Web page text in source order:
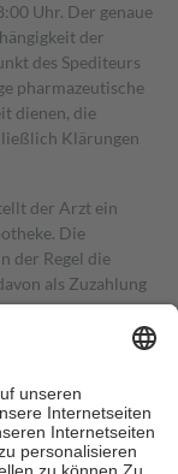
Uhr. Der genaue
der
des Spediteurs
pharmazeutische
dienen, die
Klärungen
der Arzt ein
Die
der Regel die
als Zuzahlung
Höhe von zehn
die tatsächlichen
Apotheken.
die